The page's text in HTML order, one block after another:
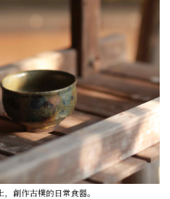
創作古樸的日常食器。